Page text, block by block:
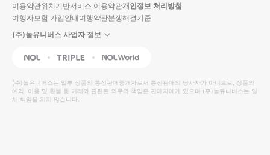
입니
다.
높
은
순
동
영
상
순
상
이용약관위치기반서비스 이용약관개인정보 처리방침
여행자보험 가입안내여행약관분쟁해결기준
(주)놀유니버스 사업자 정보
NOL Triple Interpark Global
(주)놀유니버스는 일부 상품의 통신판매중개자로서 통신판매의 당사자가 아니므로, 상품의
예약, 이용 및 환불 등 거래와 관련된 의무와 책임은 판매자에게 있으며 (주)놀유니버스는 일
체 책임을 지지 않습니다.